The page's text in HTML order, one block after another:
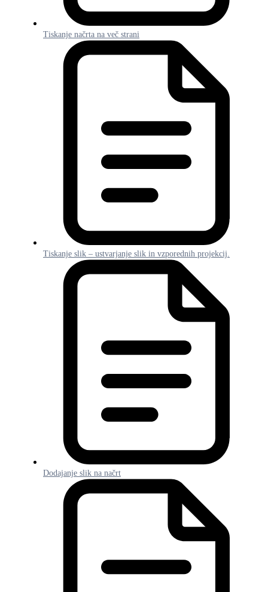
Tiskanje načrta na več strani
Tiskanje slik – ustvarjanje slik in vzporednih projekcij.
Dodajanje slik na načrt